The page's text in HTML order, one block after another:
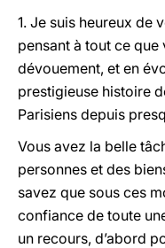
1. Je suis heureux de
pensant à tout ce
dévouement, et en
prestigieuse histoire
Parisiens depuis
Vous avez la belle
personnes et des
savez que sous ces
confiance de toute
un recours, d’abord